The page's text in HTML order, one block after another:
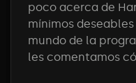
poco acerca de
mínimos
mundo de la
les comentamos